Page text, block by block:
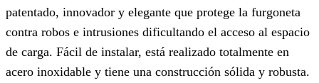
patentado, innovador y elegante que protege la furgoneta
contra robos e intrusiones dificultando el acceso al espacio
de carga. Fácil de instalar, está realizado totalmente en
acero inoxidable y tiene una construcción sólida y robusta.